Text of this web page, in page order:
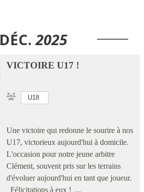
DÉC. 2025
VICTOIRE U17 !
U18
Une victoire qui redonne le sourire à nos
U17, victorieux aujourd'hui à domicile.
L'occasion pour notre jeune arbitre
Clément, souvent pris sur les terrains
d'évoluer aujourd'hui en tant que joueur.
Félicitations à eux ! ...